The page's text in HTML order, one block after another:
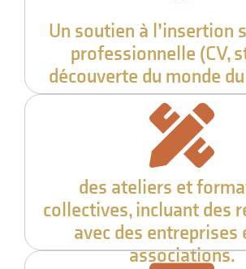
Un soutien à l’insertion
professionnelle (CV,
découverte du monde
des ateliers et
collectives, incluant des
avec des entreprises
associations.